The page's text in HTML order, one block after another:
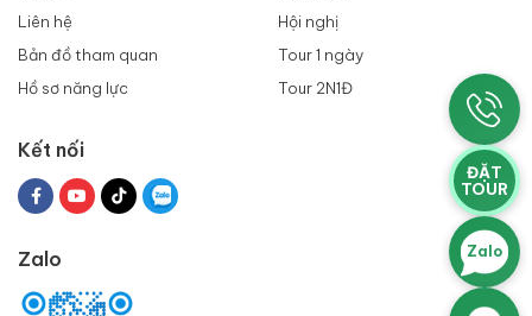
Liên hệ
Bản đồ tham quan
Hồ sơ năng lực
Hội nghị
Tour 1 ngày
Tour 2N1Đ
Kết nối
Zalo
ĐẶT
TOUR
Zalo